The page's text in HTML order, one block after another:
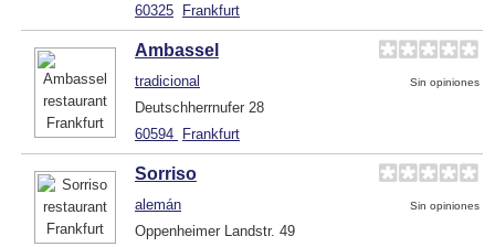
60325 Frankfurt
Ambassel
tradicional Sin opiniones
Deutschherrnufer 28
60594 Frankfurt
Sorriso
alemán Sin opiniones
Oppenheimer Landstr. 49